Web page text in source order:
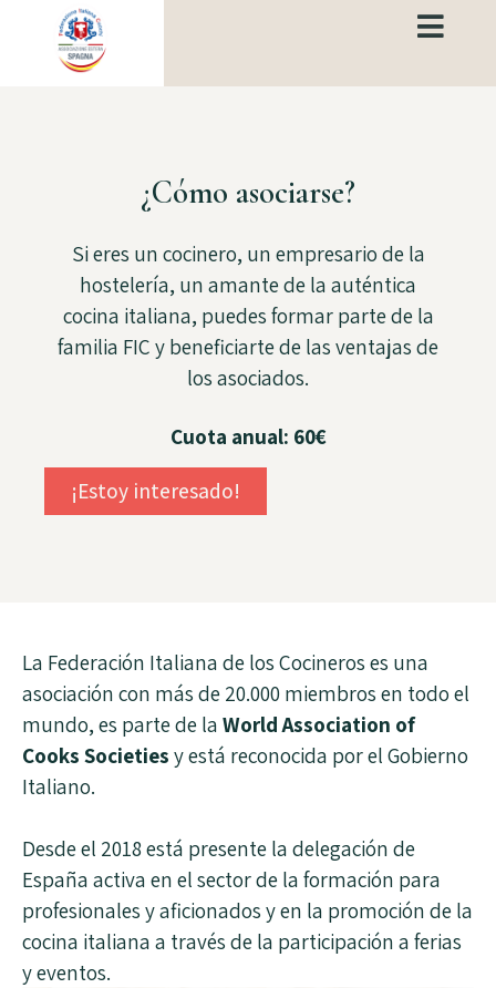
¿Cómo asociarse?
Si eres un cocinero, un empresario de la
hostelería, un amante de la auténtica
cocina italiana, puedes formar parte de la
familia FIC y beneficiarte de las ventajas de
los asociados.
Cuota anual: 60€
¡Estoy interesado!
La Federación Italiana de los Cocineros es una
asociación con más de 20.000 miembros en todo el
mundo, es parte de laWorld Association of
Cooks Societiesy está reconocida por el Gobierno
Italiano.
Desde el 2018 está presente la delegación de
España activa en el sector de la formación para
profesionales y aficionados y en la promoción de la
cocina italiana a través de la participación a ferias
y eventos.